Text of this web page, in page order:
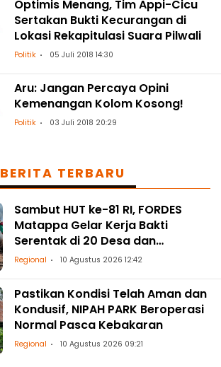
Optimis Menang, Tim Appi-Cicu
Sertakan Bukti Kecurangan di
Lokasi Rekapitulasi Suara Pilwali
Politik 05 Juli 2018 14:30
Aru: Jangan Percaya Opini
Kemenangan Kolom Kosong!
Politik 03 Juli 2018 20:29
BERITA TERBARU
Sambut HUT ke-81 RI, FORDES
Matappa Gelar Kerja Bakti
Serentak di 20 Desa dan
Kelurahan
Regional 10 Agustus 2026 12:42
Pastikan Kondisi Telah Aman dan
Kondusif, NIPAH PARK Beroperasi
Normal Pasca Kebakaran
Regional 10 Agustus 2026 09:21